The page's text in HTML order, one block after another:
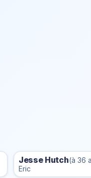
Jesse Hutch(à 36
Eric